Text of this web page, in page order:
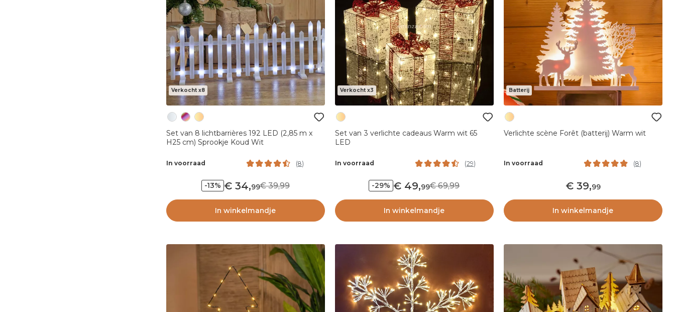
Verkocht x8
Set van 8 lichtbarrières 192 LED (2,85 m x
H25 cm) Sprookje Koud Wit
In voorraad (8)
-13% 34,9939,99
In winkelmandje
Verkocht x3
Set van 3 verlichte cadeaus Warm wit 65
LED
In voorraad (29)
-29% 49,9969,99
In winkelmandje
Batterij
Verlichte scène Forêt (batterij) Warm wit
In voorraad (8)
39,99
In winkelmandje